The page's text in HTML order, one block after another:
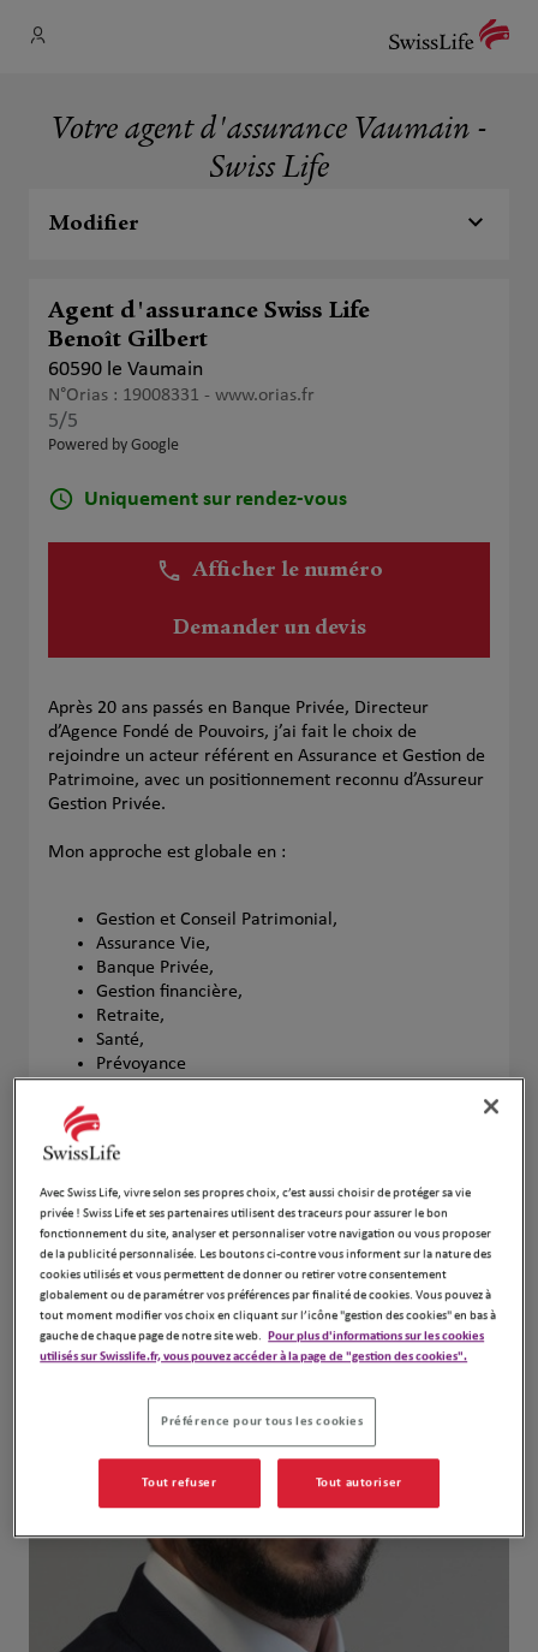
Votre agent d'assurance Vaumain -
Swiss Life
Modifier
Agent d'assurance Swiss Life
Benoît Gilbert
60590 le Vaumain
N°Orias : 19008331 - www.orias.fr
5/5
Powered by Google
Uniquement sur rendez-vous
Afficher le numéro
Demander un devis
Après 20 ans passés en Banque Privée, Directeur
d’Agence Fondé de Pouvoirs, j’ai fait le choix de
rejoindre un acteur référent en Assurance et Gestion de
Patrimoine, avec un positionnement reconnu d’Assureur
Gestion Privée.
Mon approche est globale en :
Gestion et Conseil Patrimonial,
Assurance Vie,
Banque Privée,
Gestion financière,
Retraite,
Santé,
Prévoyance
auprès des Particuliers, des Professionnels et des
Entreprises.
Notre équipe
Avec Swiss Life, vivre selon ses propres choix, c’est aussi choisir de protéger sa vie
privée ! Swiss Life et ses partenaires utilisent des traceurs pour assurer le bon
fonctionnement du site, analyser et personnaliser votre navigation ou vous proposer
de la publicité personnalisée. Les boutons ci-contre vous informent sur la nature des
cookies utilisés et vous permettent de donner ou retirer votre consentement
globalement ou de paramétrer vos préférences par finalité de cookies. Vous pouvez à
tout moment modifier vos choix en cliquant sur l’icône "gestion des cookies" en bas à
gauche de chaque page de notre site web. Pour plus d'informations sur les cookies
utilisés sur Swisslife.fr, vous pouvez accéder à la page de "gestion des cookies".
Préférence pour tous les cookies
Tout refuser Tout autoriser